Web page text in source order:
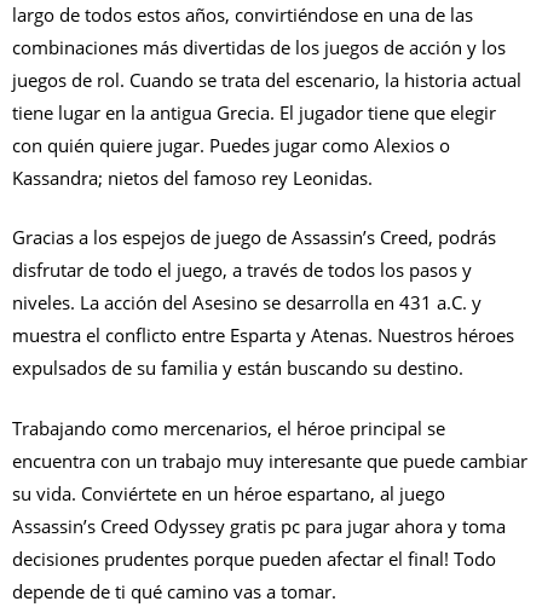
largo de todos estos años, convirtiéndose en una de las
combinaciones más divertidas de los juegos de acción y los
juegos de rol. Cuando se trata del escenario, la historia actual
tiene lugar en la antigua Grecia. El jugador tiene que elegir
con quién quiere jugar. Puedes jugar como Alexios o
Kassandra; nietos del famoso rey Leonidas.
Gracias a los espejos de juego de Assassin’s Creed, podrás
disfrutar de todo el juego, a través de todos los pasos y
niveles. La acción del Asesino se desarrolla en 431 a.C. y
muestra el conflicto entre Esparta y Atenas. Nuestros héroes
expulsados ​​de su familia y están buscando su destino.
Trabajando como mercenarios, el héroe principal se
encuentra con un trabajo muy interesante que puede cambiar
su vida. Conviértete en un héroe espartano, al juego
Assassin’s Creed Odyssey gratis pc para jugar ahora y toma
decisiones prudentes porque pueden afectar el final! Todo
depende de ti qué camino vas a tomar.